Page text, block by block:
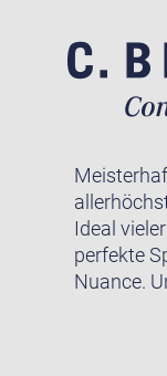
Ideal
perfekte
Nuance.